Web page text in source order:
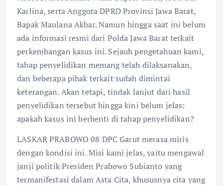
Karlina, serta Anggota DPRD Provinsi Jawa Barat,
Bapak Maulana Akbar. Namun hingga saat ini belum
ada informasi resmi dari Polda Jawa Barat terkait
perkembangan kasus ini. Sejauh pengetahuan kami,
tahap penyelidikan memang telah dilaksanakan,
dan beberapa pihak terkait sudah dimintai
keterangan. Akan tetapi, tindak lanjut dari hasil
penyelidikan tersebut hingga kini belum jelas:
apakah kasus ini berhenti di tahap penyelidikan?
LASKAR PRABOWO 08 DPC Garut merasa miris
dengan kondisi ini. Misi kami jelas, yaitu mengawal
janji politik Presiden Prabowo Subianto yang
termanifestasi dalam Asta Cita, khususnya cita yang